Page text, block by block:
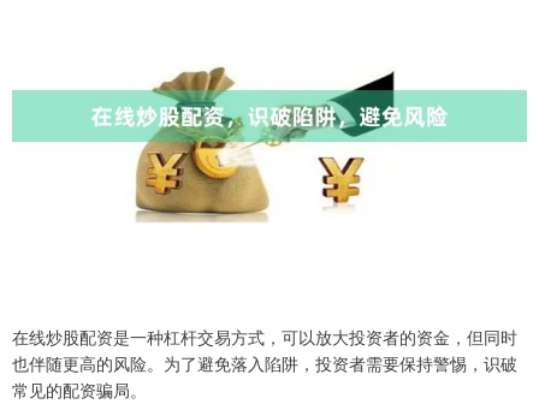
在线炒股配资是一种杠杆交易方式，可以放大投资者的资金，但同时
也伴随更高的风险。为了避免落入陷阱，投资者需要保持警惕，识破
常见的配资骗局。